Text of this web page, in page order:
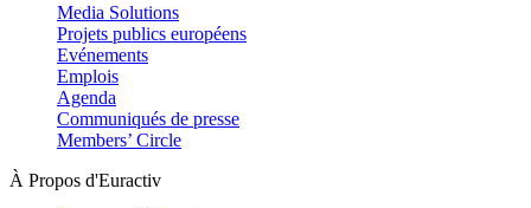
Media Solutions
Projets publics européens
Evénements
Emplois
Agenda
Communiqués de presse
Members’ Circle
À Propos d'Euractiv